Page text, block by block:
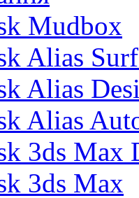
Mudbox
Alias
Alias
Alias
3ds Max
3ds Max